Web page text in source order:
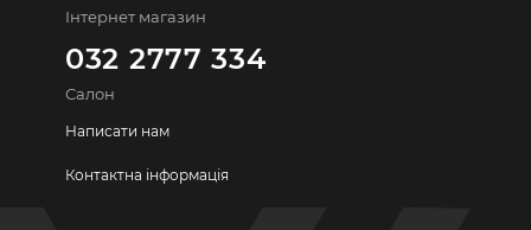
Інтернет магазин
032 2777 334
Салон
Написати нам
Контактна інформація